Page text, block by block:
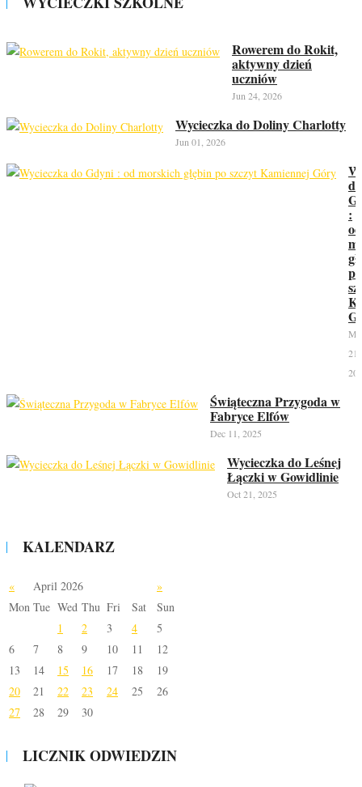
Rowerem do Rokit,
aktywny dzień
uczniów
Jun 24, 2026
Wycieczka do Doliny Charlotty
Jun 01, 2026
do
:
od
po
21,
Świąteczna Przygoda w
Fabryce Elfów
Dec 11, 2025
Wycieczka do Leśnej
Łączki w Gowidlinie
Oct 21, 2025
KALENDARZ
« April 2026
»
Mon Tue Wed Thu Fri Sat
Sun
1
2 3 4
5
6
7 8 9 10 11
12
13
14 15 16 17 18
19
20
21 22 23 24 25
26
27
28 29 30
LICZNIK ODWIEDZIN